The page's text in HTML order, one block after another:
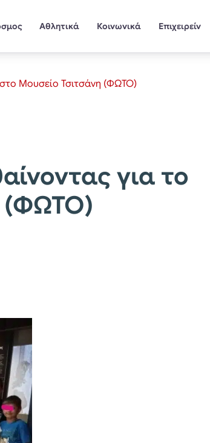
Αθλητικά Κοινωνικά Επιχειρείν
Μουσείο Τσιτσάνη (ΦΩΤΟ)
για το
(ΦΩΤΟ)